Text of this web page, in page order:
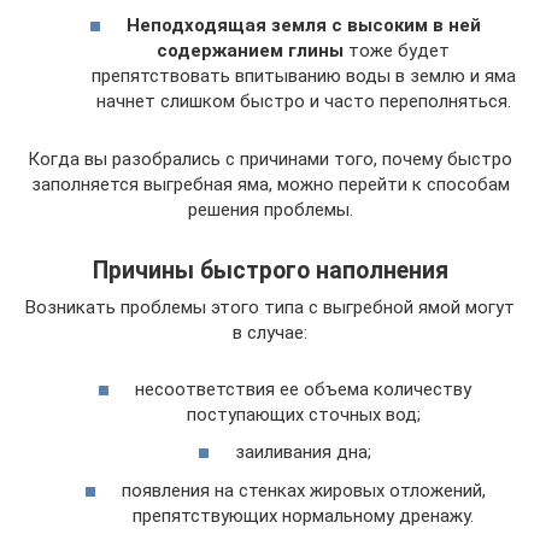
Неподходящая земля с высоким в ней
содержанием глины тоже будет
препятствовать впитыванию воды в землю и яма
начнет слишком быстро и часто переполняться.
Когда вы разобрались с причинами того, почему быстро
заполняется выгребная яма, можно перейти к способам
решения проблемы.
Причины быстрого наполнения
Возникать проблемы этого типа с выгребной ямой могут
в случае:
несоответствия ее объема количеству
поступающих сточных вод;
заиливания дна;
появления на стенках жировых отложений,
препятствующих нормальному дренажу.